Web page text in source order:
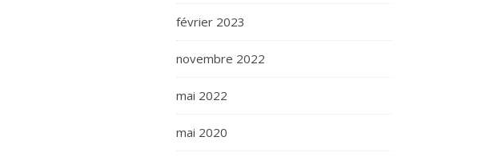
février 2023
novembre 2022
mai 2022
mai 2020